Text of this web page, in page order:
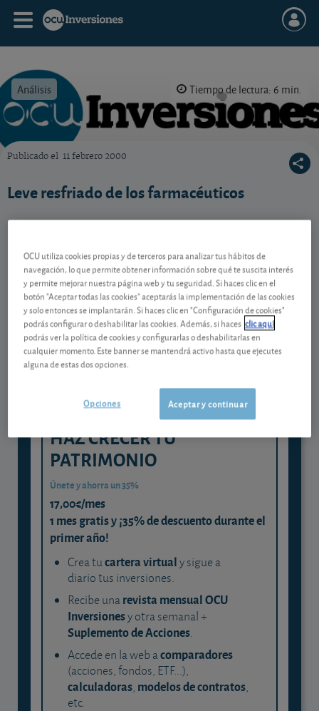
Análisis Tiempo de lectura: 6 min.
Publicado el 11 febrero 2000
Leve resfriado de los farmacéuticos
Contenido reservado a SOCIOS
Gestiona tu dinero con visión
experta
y consigue que cada euro trabaje
para ti
HAZ CRECER TU
PATRIMONIO
Únete y ahorra un 35%
17,00€/mes
1 mes gratis y ¡35% de descuento durante el
primer año!
Crea tucartera virtualy sigue a
diario tus inversiones.
Recibe unarevista mensual OCU
Inversionesy otra semanal +
Suplemento de Acciones.
Accede en la web acomparadores
(acciones, fondos, ETF...),
calculadoras, modelos de contratos,
etc.
OCU utiliza cookies propias y de terceros para analizar tus hábitos de
navegación, lo que permite obtener información sobre qué te suscita interés
y permite mejorar nuestra página web y tu seguridad. Si haces clic en el
botón "Aceptar todas las cookies" aceptarás la implementación de las cookies
y solo entonces se implantarán. Si haces clic en "Configuración de cookies"
podrás configurar o deshabilitar las cookies. Además, si haces clic aquí
podrás ver la política de cookies y configurarlas o deshabilitarlas en
cualquier momento. Este banner se mantendrá activo hasta que ejecutes
alguna de estas dos opciones.
Aceptar y continuar
Opciones